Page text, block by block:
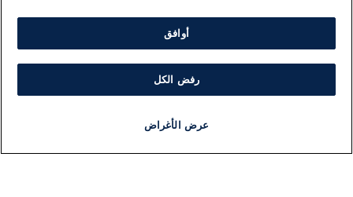
أوافق
رفض الكل
عرض الأغراض